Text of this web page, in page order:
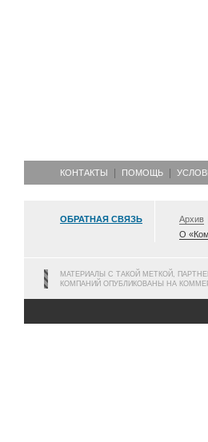
КОНТАКТЫ ПОМОЩЬ
ОБРАТНАЯ СВЯЗЬ Архив
О
МАТЕРИАЛЫ С ТАКОЙ МЕТКОЙ,
КОМПАНИЙ ОПУБЛИКОВАНЫ НА